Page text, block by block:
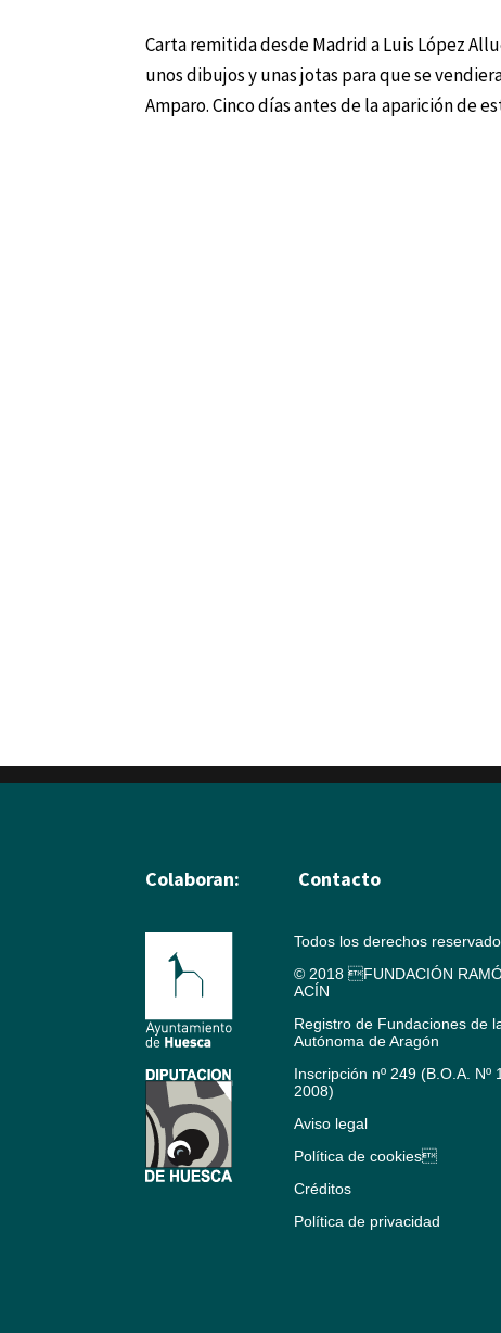
Carta remitida desde Madrid a Luis López
unos dibujos y unas jotas para que se
Amparo. Cinco días antes de la aparición de
Colaboran: Contacto
Todos los derechos
© 2018 FUNDACIÓN
ACÍN
Registro de Fundaciones de
Autónoma de Aragón
Inscripción nº 249 (B.O.A. Nº
2008)
Aviso legal
Política de cookies
Créditos
Política de privacidad